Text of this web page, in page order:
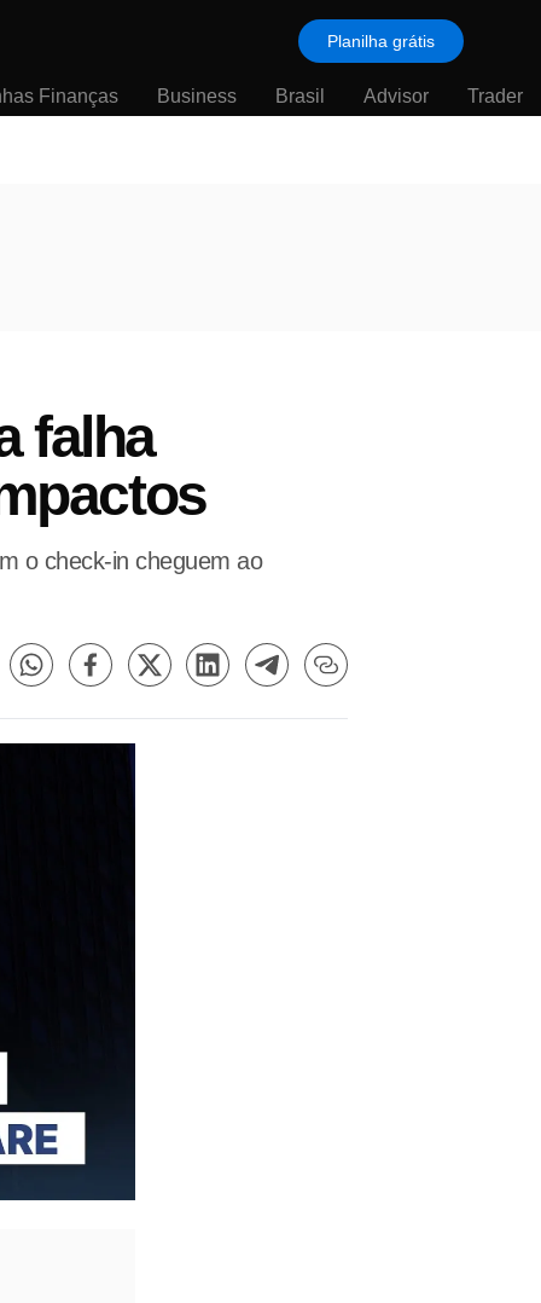
Planilha grátis
Finanças Business Brasil Advisor Trader
falha
o check-in cheguem ao